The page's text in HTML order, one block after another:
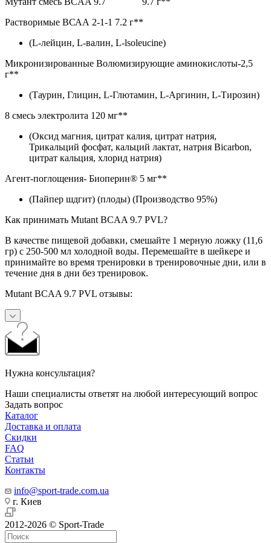
Растворимые ВСАА 2-1-1 7.2 г**
(L-лейцин, L-валин, L-lsoleucine)
Микронизированные Волюмизирующие аминокислоты-2,5
г**
(Таурин, Глицин, L-Глютамин, L-Аргинин, L-Тирозин)
8 смесь электролита 120 мг**
(Оксид магния, цитрат калия, цитрат натрия,
Трикальций фосфат, кальций лактат, натрия Bicarbon,
цитрат кальция, хлорид натрия)
Агент-поглощения- Биоперин® 5 мг**
(Пайпер шдгит) (плоды) (Производство 95%)
Как принимать Mutant BCAA 9.7 PVL?
В качестве пищевой добавки, смешайте 1 мерную ложку (11,6
гр) с 250-500 мл холодной воды. Перемешайте в шейкере и
принимайте во время тренировки в тренировочные дни, или в
течение дня в дни без тренировок.
Mutant BCAA 9.7 PVL отзывы:
Нужна консультация?
Наши специалисты ответят на любой интересующий вопрос
Задать вопрос
Каталог
Доставка и оплата
Скидки
FAQ
Статьи
Контакты
info@sport-trade.com.ua
г. Киев
2012-2026 © Sport-Trade